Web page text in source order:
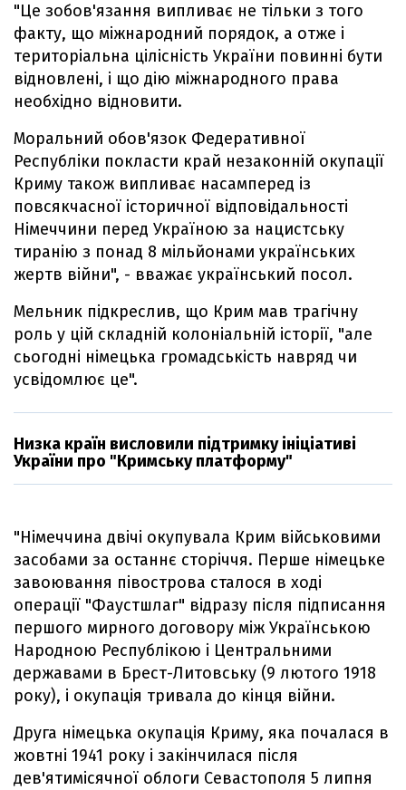
"Це зобов'язання випливає не тільки з того
факту, що міжнародний порядок, а отже і
територіальна цілісність України повинні бути
відновлені, і що дію міжнародного права
необхідно відновити.
Моральний обов'язок Федеративної
Республіки покласти край незаконній окупації
Криму також випливає насамперед із
повсякчасної історичної відповідальності
Німеччини перед Україною за нацистську
тиранію з понад 8 мільйонами українських
жертв війни", - вважає український посол.
Мельник підкреслив, що Крим мав трагічну
роль у цій складній колоніальній історії, "але
сьогодні німецька громадськість навряд чи
усвідомлює це".
Низка країн висловили підтримку ініціативі
України про "Кримську платформу"
"Німеччина двічі окупувала Крим військовими
засобами за останнє сторіччя. Перше німецьке
завоювання півострова сталося в ході
операції "Фаустшлаг" відразу після підписання
першого мирного договору між Українською
Народною Республікою і Центральними
державами в Брест-Литовську (9 лютого 1918
року), і окупація тривала до кінця війни.
Друга німецька окупація Криму, яка почалася в
жовтні 1941 року і закінчилася після
дев'ятимісячної облоги Севастополя 5 липня